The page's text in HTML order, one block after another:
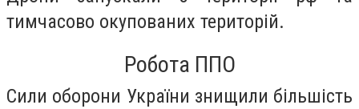
тимчасово окупованих територій.
Робота ППО
Сили оборони України знищили більшість